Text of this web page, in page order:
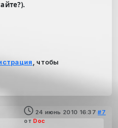
, чтобы
24 июнь 2010 16:37 #7
отDoc